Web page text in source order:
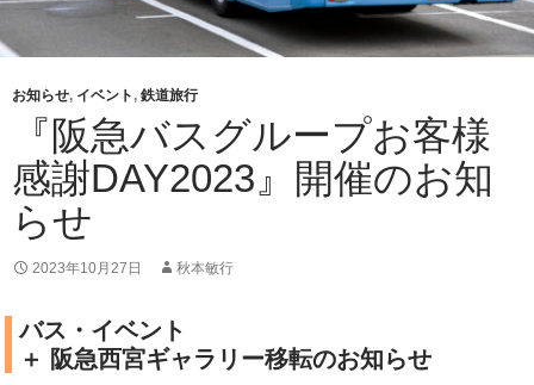
お知らせ, イベント , 鉄道旅行
『阪急バスグループお客様
感謝DAY2023』開催のお知
らせ
2023年10月27日 秋本敏行
バス・イベント
＋ 阪急西宮ギャラリー移転のお知らせ